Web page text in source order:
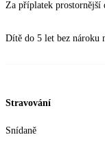
Za příplatek prostornější
Dítě do 5 let bez nároku
Stravování
Snídaně